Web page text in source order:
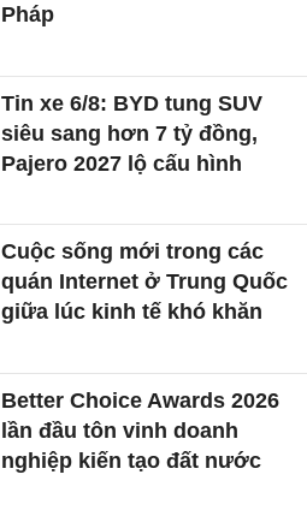
Pháp
Tin xe 6/8: BYD tung SUV
siêu sang hơn 7 tỷ đồng,
Pajero 2027 lộ cấu hình
Cuộc sống mới trong các
quán Internet ở Trung Quốc
giữa lúc kinh tế khó khăn
Better Choice Awards 2026
lần đầu tôn vinh doanh
nghiệp kiến tạo đất nước